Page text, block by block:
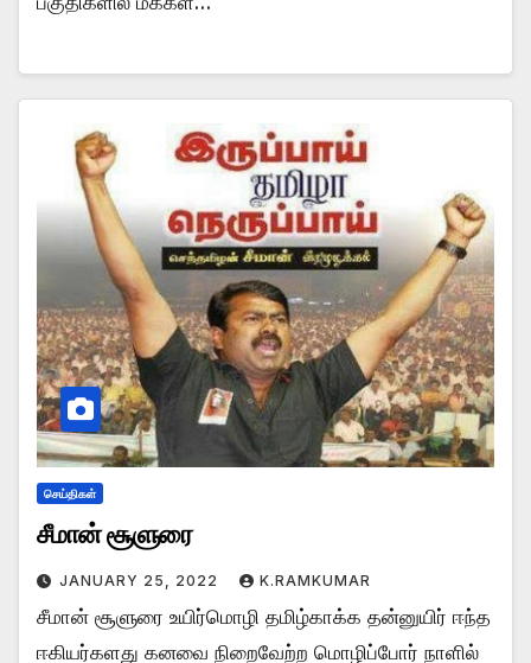
செய்திகள்
சீமான் சூளுரை
JANUARY 25, 2022 K.RAMKUMAR
சீமான் சூளுரை உயிர்மொழி தமிழ்காக்க தன்னுயிர் ஈந்த
ஈகியர்களது கனவை நிறைவேற்ற மொழிப்போர் நாளில்